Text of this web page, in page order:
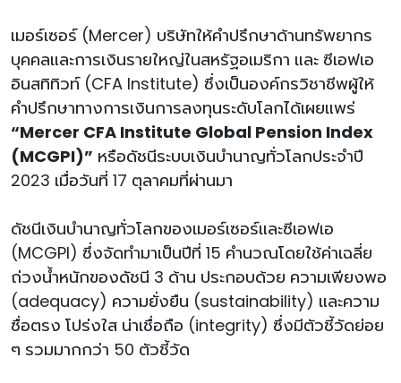
เมอร์เซอร์ (Mercer) บริษัทให้คำปรึกษาด้านทรัพยากร
บุคคลและการเงินรายใหญ่ในสหรัฐอเมริกา และ ซีเอฟเอ
อินสทิทิวท์ (CFA Institute) ซึ่งเป็นองค์กรวิชาชีพผู้ให้
คำปรึกษาทางการเงินการลงทุนระดับโลกได้เผยแพร่
“Mercer CFA Institute Global Pension Index
(MCGPI)” หรือดัชนีระบบเงินบำนาญทั่วโลกประจำปี
2023 เมื่อวันที่ 17 ตุลาคมที่ผ่านมา
ดัชนีเงินบำนาญทั่วโลกของเมอร์เซอร์และซีเอฟเอ
(MCGPI) ซึ่งจัดทำมาเป็นปีที่ 15 คำนวณโดยใช้ค่าเฉลี่ย
ถ่วงน้ำหนักของดัชนี 3 ด้าน ประกอบด้วย ความเพียงพอ
(adequacy) ความยั่งยืน (sustainability) และความ
ซื่อตรง โปร่งใส น่าเชื่อถือ (integrity) ซึ่งมีตัวชี้วัดย่อย
ๆ รวมมากกว่า 50 ตัวชี้วัด